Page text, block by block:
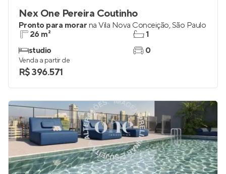
Nex One Pereira Coutinho
Pronto para morar na Vila Nova Conceição,São Paulo
26 m²
studio
1
0
Venda a partir de
R$ 396.571